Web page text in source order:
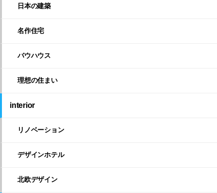
日本の建築
名作住宅
バウハウス
理想の住まい
interior
リノベーション
デザインホテル
北欧デザイン